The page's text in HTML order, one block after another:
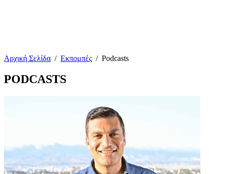
Αρχική Σελίδα / Εκπομπές / Podcasts
PODCASTS